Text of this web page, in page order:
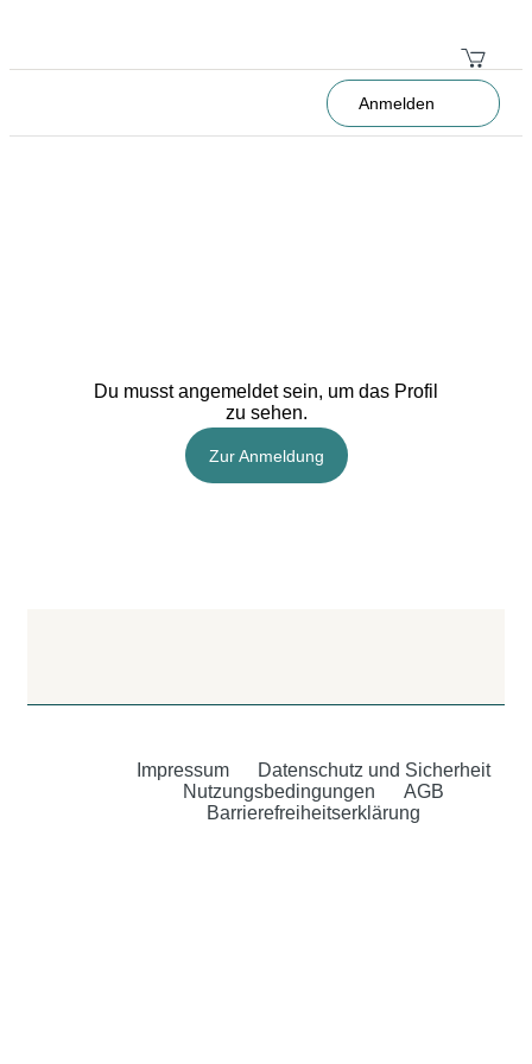
Anmelden
Du musst angemeldet sein, um das Profil
zu sehen.
Zur Anmeldung
Impressum
Datenschutz und Sicherheit
Nutzungsbedingungen
AGB
Barrierefreiheitserklärung